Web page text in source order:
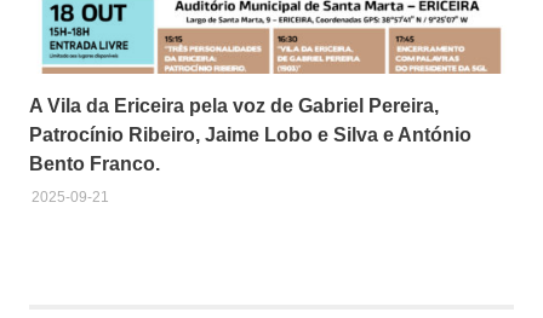
A Vila da Ericeira pela voz de Gabriel Pereira,
Patrocínio Ribeiro, Jaime Lobo e Silva e António
Bento Franco.
2025-09-21